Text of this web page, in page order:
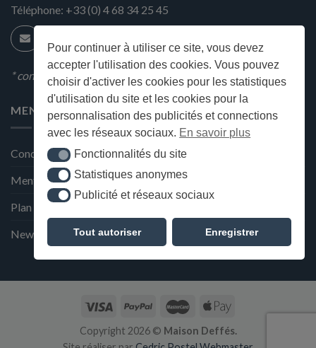
Pour continuer à utiliser ce site, vous devez
accepter l'utilisation des cookies. Vous pouvez
choisir d'activer les cookies pour les statistiques
d'utilisation du site et les cookies pour la
personnalisation des publicités et connections
avec les réseaux sociaux. En savoir plus
Fonctionnalités du site
Fonctionnalités du site
Statistiques anonymes
Statistiques anonymes
Publicité et réseaux sociaux
Publicité et réseaux sociaux
Tout autoriser Enregistrer
Téléphone: +33 (0) 4 68 34 25 45
* condition en magasin
MENU
Conditions générales de ventes
Mentions Légales et Politique de confidentialité
Plan du site
Newsletter de la Maison Deffès
Copyright 2026 © Maison Deffés.